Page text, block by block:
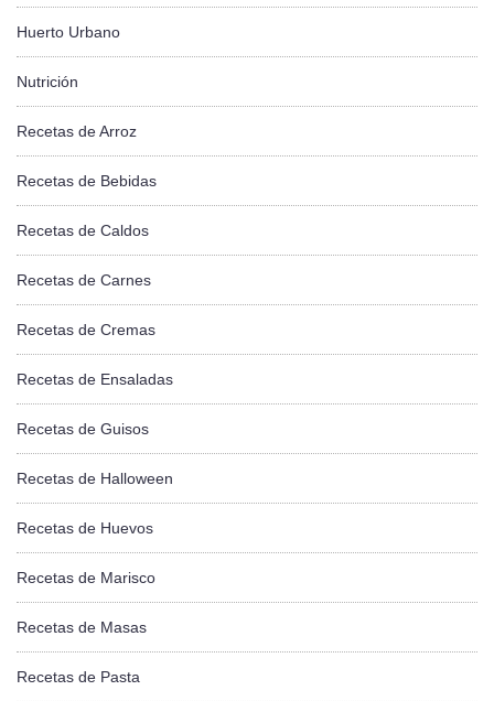
Huerto Urbano
Nutrición
Recetas de Arroz
Recetas de Bebidas
Recetas de Caldos
Recetas de Carnes
Recetas de Cremas
Recetas de Ensaladas
Recetas de Guisos
Recetas de Halloween
Recetas de Huevos
Recetas de Marisco
Recetas de Masas
Recetas de Pasta